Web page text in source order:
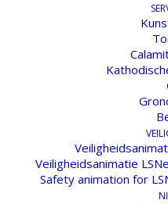
Veiligheidsanimatie
Safety animation for